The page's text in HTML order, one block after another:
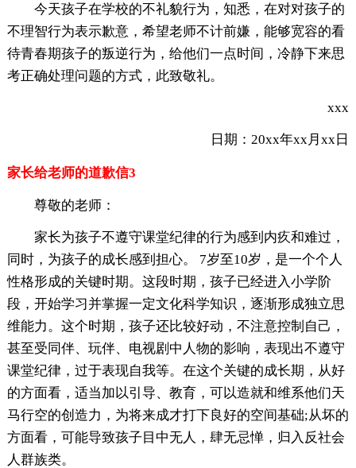
今天孩子在学校的不礼貌行为，知悉，在对对孩子的
不理智行为表示歉意，希望老师不计前嫌，能够宽容的看
待青春期孩子的叛逆行为，给他们一点时间，冷静下来思
考正确处理问题的方式，此致敬礼。
xxx
日期：20xx年xx月xx日
家长给老师的道歉信3
尊敬的老师：
家长为孩子不遵守课堂纪律的行为感到内疚和难过，
同时，为孩子的成长感到担心。 7岁至10岁，是一个个人
性格形成的关键时期。这段时期，孩子已经进入小学阶
段，开始学习并掌握一定文化科学知识，逐渐形成独立思
维能力。这个时期，孩子还比较好动，不注意控制自己，
甚至受同伴、玩伴、电视剧中人物的影响，表现出不遵守
课堂纪律，过于表现自我等。在这个关键的成长期，从好
的方面看，适当加以引导、教育，可以造就和维系他们天
马行空的创造力，为将来成才打下良好的空间基础;从坏的
方面看，可能导致孩子目中无人，肆无忌惮，归入反社会
人群族类。